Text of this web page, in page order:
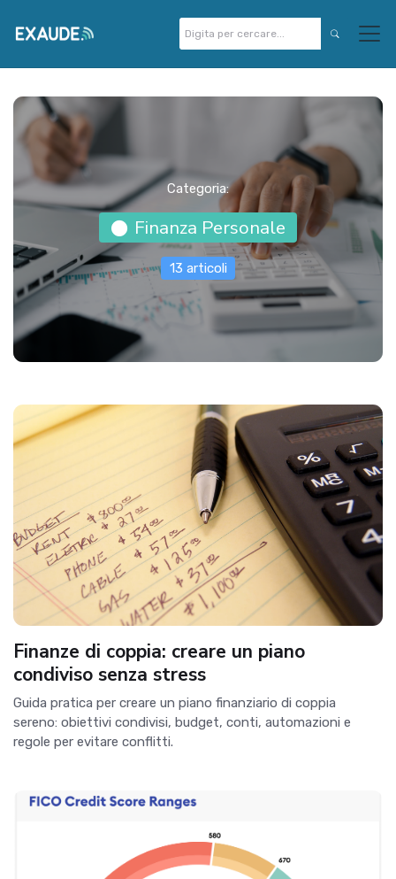
Categoria:
Finanza Personale
13 articoli
Finanze di coppia: creare un piano
condiviso senza stress
Guida pratica per creare un piano finanziario di coppia
sereno: obiettivi condivisi, budget, conti, automazioni e
regole per evitare conflitti.